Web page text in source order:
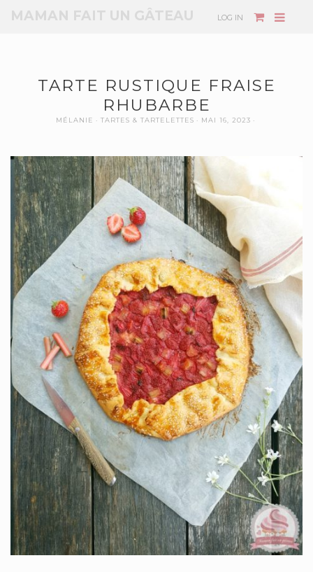
MAMAN FAIT UN GÂTEAU LOG IN
TARTE RUSTIQUE FRAISE
RHUBARBE
MÉLANIE TARTES & TARTELETTES MAI 16, 2023